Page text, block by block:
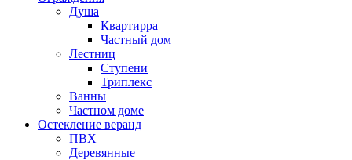
Душа
Квартирра
Частный дом
Лестниц
Ступени
Триплекс
Ванны
Частном доме
Остекление веранд
ПВХ
Деревянные